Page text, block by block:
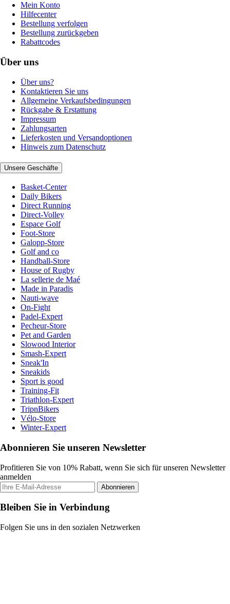
Mein Konto
Hilfecenter
Bestellung verfolgen
Bestellung zurückgeben
Rabattcodes
Über uns
Über uns?
Kontaktieren Sie uns
Allgemeine Verkaufsbedingungen
Rückgabe & Erstattung
Impressum
Zahlungsarten
Lieferkosten und Versandoptionen
Hinweis zum Datenschutz
Unsere Geschäfte
Basket-Center
Daily Bikers
Direct Running
Direct-Volley
Espace Golf
Foot-Store
Galopp-Store
Golf and co
Handball-Store
House of Rugby
La sellerie de Maé
Made in Paradis
Nauti-wave
On-Fight
Padel-Expert
Pecheur-Store
Pet and Garden
Slowood Interior
Smash-Expert
Sneak'In
Sneakids
Sport is good
Training-Fit
Triathlon-Expert
TripnBikers
Vélo-Store
Winter-Expert
Abonnieren Sie unseren Newsletter
Profitieren Sie von 10% Rabatt, wenn Sie sich für unseren Newsletter
anmelden
Abonnieren
Bleiben Sie in Verbindung
Folgen Sie uns in den sozialen Netzwerken